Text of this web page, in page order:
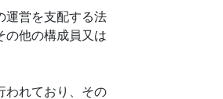
運営を支配する法
の他の構成員又は
われており、その